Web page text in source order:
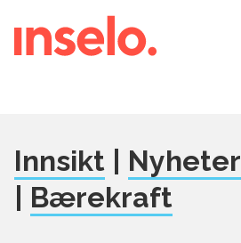
Innsikt
Nyheter
Bærekraft